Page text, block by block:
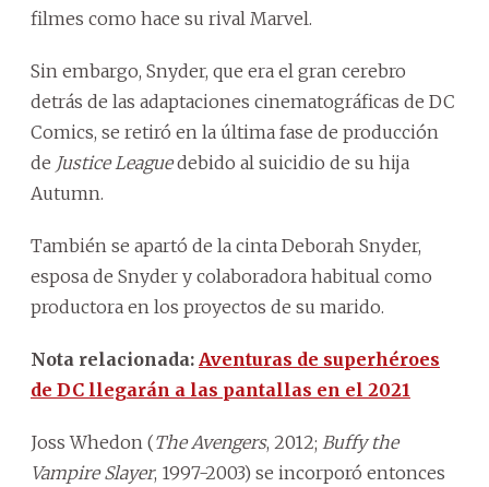
filmes como hace su rival Marvel.
Sin embargo, Snyder, que era el gran cerebro
detrás de las adaptaciones cinematográficas de DC
Comics, se retiró en la última fase de producción
de Justice Leaguedebido al suicidio de su hija
Autumn.
También se apartó de la cinta Deborah Snyder,
esposa de Snyder y colaboradora habitual como
productora en los proyectos de su marido.
Nota relacionada: Aventuras de superhéroes
de DC llegarán a las pantallas en el 2021
Joss Whedon (The Avengers, 2012; Buffy the
Vampire Slayer, 1997-2003) se incorporó entonces